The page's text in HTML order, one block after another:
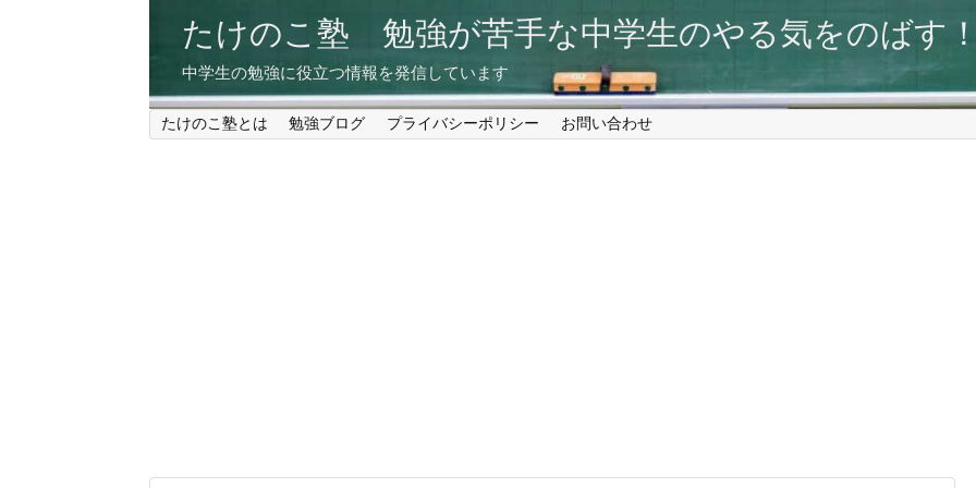
たけのこ塾 勉強が苦手な中学生のやる気をのば
中学生の勉強に役立つ情報を発信しています
たけのこ塾とは 勉強ブログ プライバシーポリシー お問い合わせ